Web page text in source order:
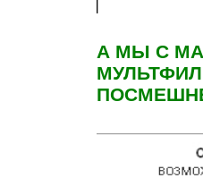
А МЫ С